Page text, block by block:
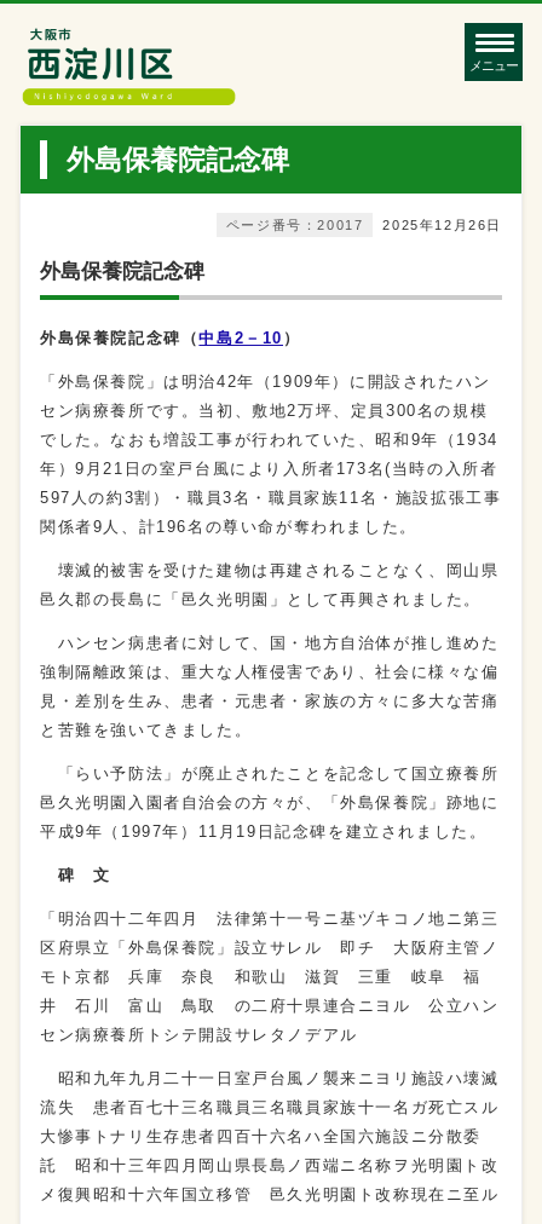
メニュー
外島保養院記念碑
2025年12月26日
ページ番号：20017
外島保養院記念碑
外島保養院記念碑（中島2－10 ）
「外島保養院」は明治42年（1909年）に開設されたハン
セン病療養所です。当初、敷地2万坪、定員300名の規模
でした。なおも増設工事が行われていた、昭和9年（1934
年）9月21日の室戸台風により入所者173名(当時の入所者
597人の約3割）・職員3名・職員家族11名・施設拡張工事
関係者9人、計196名の尊い命が奪われました。
壊滅的被害を受けた建物は再建されることなく、岡山県
邑久郡の長島に「邑久光明園」として再興されました。
ハンセン病患者に対して、国・地方自治体が推し進めた
強制隔離政策は、重大な人権侵害であり、社会に様々な偏
見・差別を生み、患者・元患者・家族の方々に多大な苦痛
と苦難を強いてきました。
「らい予防法」が廃止されたことを記念して国立療養所
邑久光明園入園者自治会の方々が、「外島保養院」跡地に
平成9年（1997年）11月19日記念碑を建立されました。
碑 文
「明治四十二年四月 法律第十一号ニ基ヅキコノ地ニ第三
区府県立「外島保養院」設立サレル 即チ 大阪府主管ノ
モト京都 兵庫 奈良 和歌山 滋賀 三重 岐阜 福
井 石川 富山 鳥取 の二府十県連合ニヨル 公立ハン
セン病療養所トシテ開設サレタノデアル
昭和九年九月二十一日室戸台風ノ襲来ニヨリ施設ハ壊滅
流失 患者百七十三名職員三名職員家族十一名ガ死亡スル
大惨事トナリ生存患者四百十六名ハ全国六施設ニ分散委
託 昭和十三年四月岡山県長島ノ西端ニ名称ヲ光明園ト改
メ復興昭和十六年国立移管 邑久光明園ト改称現在ニ至ル